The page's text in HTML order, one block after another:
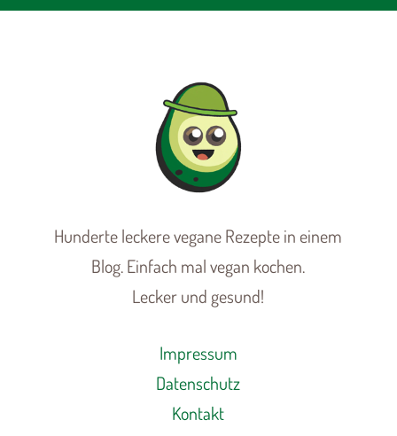
Hunderte leckere vegane Rezepte in einem
Blog. Einfach mal vegan kochen.
Lecker und gesund!
Impressum
Datenschutz
Kontakt